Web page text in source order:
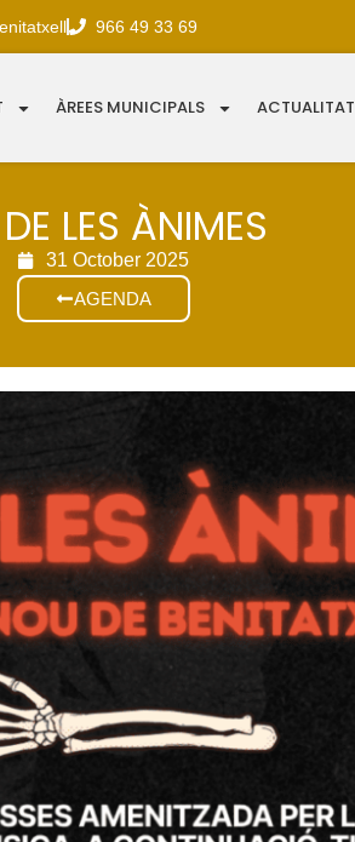
966 49 33 69
ÀREES MUNICIPALS ACTUALITAT
LES ÀNIMES
31 October 2025
AGENDA